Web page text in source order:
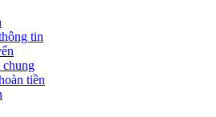
tin
chung
tiền